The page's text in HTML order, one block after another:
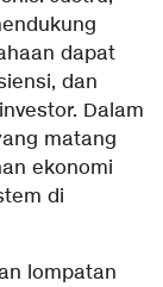
dapat
dan
Dalam
matang
ekonomi
di
lompatan